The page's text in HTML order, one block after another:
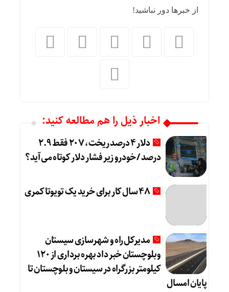
از خبرها دور نباشید!
اخبار ذیل را هم مطالعه کنید:
دلار ۴ درصد ریخت، ۲۰۷ فقط ۲.۹
درصد / خودرو زیر فشار دلار کوتاه می‌آید؟
۴۸ سال کار برای خرید یک تویوتا کمری
مدیرکل راه و شهرسازی سیستان
وبلوچستان خبر داد بهره برداری از ۱۲۰
کیلومتر بزرگراه در سیستان و بلوچستان تا
پایان امسال